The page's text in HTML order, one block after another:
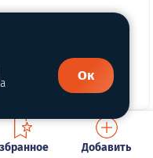
Добавить
Ок